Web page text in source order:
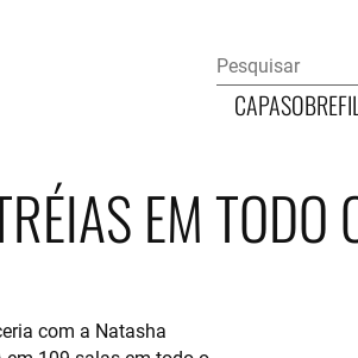
CAPASOBRE
EM TODO
com a Natasha